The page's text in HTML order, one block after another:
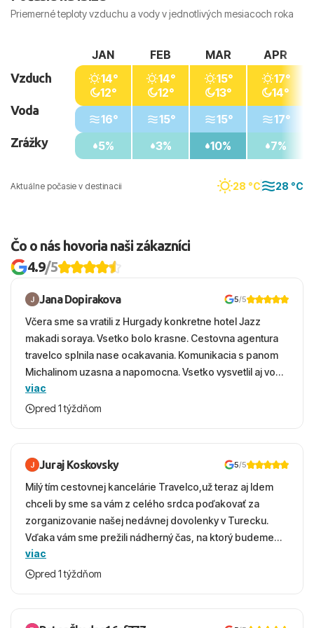
Priemerné teploty vzduchu a vody v jednotlivých mesiacoch roka
Aktuálne počasie v destinacii 28 °C 28 °C
Vzduch
Voda
Zrážky
JAN
14°
12°
16°
5%
FEB
14°
12°
15°
3%
MAR
15°
13°
15°
10%
APR
17°
14°
17°
7%
Čo o nás hovoria naši zákazníci
4.9/5
Jana Dopirakova 5/5
Včera sme sa vratili z Hurgady konkretne hotel Jazz
makadi soraya. Vsetko bolo krasne. Cestovna agentura
travelco splnila nase ocakavania. Komunikacia s panom
Michalinom uzasna a napomocna. Vsetko vysvetlil aj vo
vecernych hodinach zaco sa ospravedlnujem. Hotel
krasny, cisty. Sluzby top. Strava, prostredie, more,
viac
pred 1 týždňom
Juraj Koskovsky 5/5
Milý tím cestovnej kancelárie Travelco,už teraz aj Idem
chceli by sme sa vám z celého srdca poďakovať za
zorganizovanie našej nedávnej dovolenky v Turecku.
Vďaka vám sme prežili nádherný čas, na ktorý budeme
ešte dlho s úsmevom spomínať. ​Všetko prebehlo
absolútne hladko – od prvotného výberu zájazdu, cez
bola to trefa do čierneho! ​Čo nás dostalo najviac: ​Skvelé
viac
pred 1 týždňom